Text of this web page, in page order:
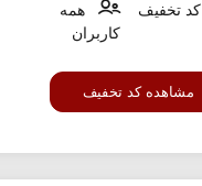
کد تخفیف
همه
کاربران
مشاهده کد تخفیف